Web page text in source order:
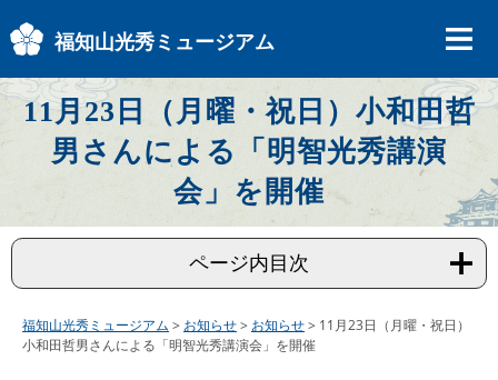
ー
ジ
の
先
ニ
ュ
ー
を
本
文
福知山光秀ミュージアム
11月23日（月曜・祝日）小和田哲
男さんによる「明智光秀講演
会」を開催
ページ内目次
福知山光秀ミュージアム > お知らせ> お知らせ> 11月23日（月曜・祝日）
小和田哲男さんによる「明智光秀講演会」を開催